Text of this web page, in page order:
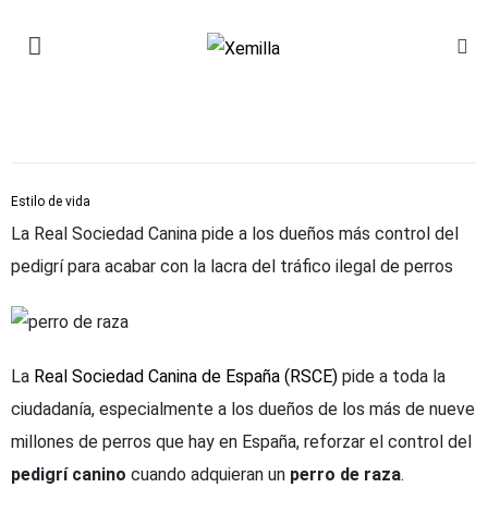
Estilo de vida
La Real Sociedad Canina pide a los dueños más control del
pedigrí para acabar con la lacra del tráfico ilegal de perros
La Real Sociedad Canina de España (RSCE) pide a toda la
ciudadanía, especialmente a los dueños de los más de nueve
millones de perros que hay en España, reforzar el control del
pedigrí canino cuando adquieran un perro de raza.